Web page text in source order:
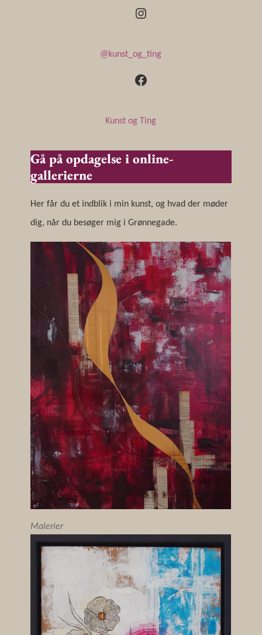
Instagram
@kunst_og_ting
Facebook
Kunst og Ting
Gå på opdagelse i online-
gallerierne
Her får du et indblik i min kunst, og hvad der møder
dig, når du besøger mig i Grønnegade.
Malerier